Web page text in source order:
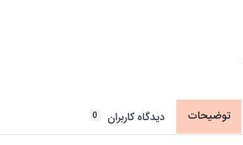
توضیحات دیدگاه کاربران 0